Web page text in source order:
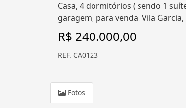
Casa, 4 dormitórios ( sendo 1
garagem, para venda. Vila Garcia,
R$ 240.000,00
REF. CA0123
Fotos